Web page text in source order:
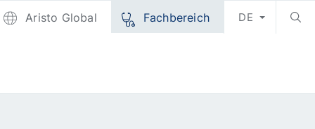
Aristo Global Fachbereich DE